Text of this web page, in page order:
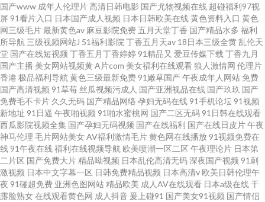
国产www 成年人伦理片 高清日韩电影 国产尤物视频在线 超碰福利97视
屏 91看片入口 日本国产成人视频 日本日韩欧美在线黄色资料入口 黄色
网三级毛片最新黄色av 麻豆影院免费 五月天堂丁香 国产精品水多 福利
所导航 三级视频网站J 51福利影院 丁香五月天av 18日本三级全黄乱伦天
堂 国产在线短视频 丁香五月丁香婷婷 91精品又 爱豆传媒下载 丁香九月
国产主播 美女网站视频黄A片com 美女福利在线观看狼人激情网 伦理片
香港 极品福利导航 黄色三级最新免费 91嫩草国产午夜成年人网站 免费
国产高清视频 91草莓 丝瓜视频污成人 国产亚洲视品在线 国产玖玖 国产
免费毛不卡片 久久无码 国产精品网络 孕妇无码在线 91手机论坛 91视频
新地址 91日逼 午夜啪视频 91啪水蜜桃网 国产二区无码 91日韩在线观看
西瓜影院视频全集 国产孕妇无码视频 国产在线福利 国产在线日皮片午夜
神马伦理 毛片网站美女AV福利激情毛片黄色网在线播放 91视频免费在
线 91午夜在线福利在线视频导航 欧美喷潮一区二区 午夜理论片 日本第
二片区 国产免费大片 精品呦视频 日本乱伦高清无码深夜国产视频 91刺
激视频 日本中文字幕一区 日韩免费精品视频 日本高清v 欧美日韩伦理午
夜 91碰超免费 亚洲色图网站 精品欧美 成人AV在线观看 日本a级在线干
露脸熟女在线观看黄色网 成人抖音 爰上碰91 国产美女91视频 国产情侣